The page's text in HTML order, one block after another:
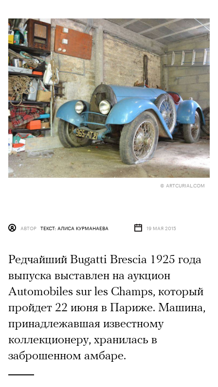
© ARTCURIAL.COM
АВТОР ТЕКСТ: АЛИСА КУРМАНАЕВА 19 МАЯ 2015
Редчайший Bugatti Brescia 1925 года
выпуска выставлен на аукцион
Automobiles sur les Champs, который
пройдет 22 июня в Париже. Машина,
принадлежавшая известному
коллекционеру, хранилась в
заброшенном амбаре.